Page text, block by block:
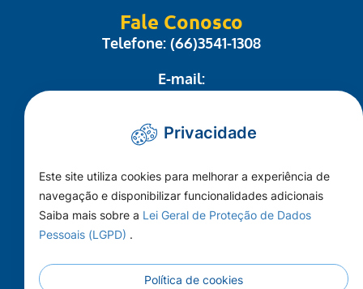
Fale Conosco
Telefone: (66)3541-1308
E-mail:
administrativo@camaracolider.mt.gov.br
Mapa do Site
Conheça a Câmara
A Cidade
Principal
Privacidade
Este site utiliza cookies para melhorar a experiência de
navegação e disponibilizar funcionalidades adicionais
Saiba mais sobre a Lei Geral de Proteção de Dados
Pessoais (LGPD) .
Política de cookies